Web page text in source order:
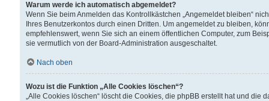
Warum werde ich automatisch abgemeldet?
Wenn Sie beim Anmelden das Kontrollkästchen „Angemeldet bleiben“
Ihres Benutzerkontos durch einen Dritten. Um angemeldet zu bleiben,
empfehlenswert, wenn Sie sich an einem öffentlichen Computer, zum
sie vermutlich von der Board-Administration ausgeschaltet.
Nach oben
Wozu ist die Funktion „Alle Cookies löschen“?
„Alle Cookies löschen“ löscht die Cookies, die phpBB erstellt hat und